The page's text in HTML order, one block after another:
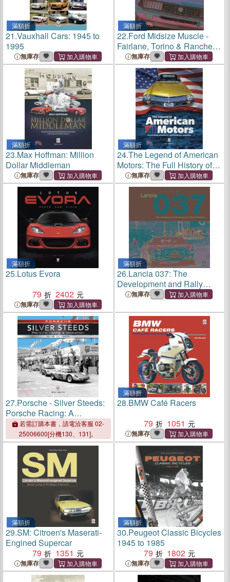
滿額折
21.Vauxhall Cars: 1945 to
1995
無庫存
滿額折
22.Ford Midsize Muscle -
Fairlane, Torino & Ranchero:
V8 Dynamite 1955-1979
無庫存
滿額折
23.Max Hoffman: Million
Dollar Middleman
無庫存
滿額折
24.The Legend of American
Motors: The Full History of
America's Most Innovative
Automaker
無庫存
滿額折
25.Lotus Evora
79
2402
無庫存
滿額折
26.Lancia 037: The
Development and Rally
History of a World Champion
無庫存
27.Porsche - Silver Steeds:
Porsche Racing: A
Dedication 1948 to 1965
若需訂購本書，請電洽客服 02-
25006600[分機130、131]。
滿額折
28.BMW Café Racers
79
1051
無庫存
滿額折
29.SM: Citroen's Maserati-
Engined Supercar
79
1351
無庫存
滿額折
30.Peugeot Classic Bicycles
1945 to 1985
79
1802
無庫存